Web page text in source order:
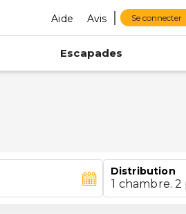
Aide Avis Se connecter
Escapades
Distribution
1 chambre.